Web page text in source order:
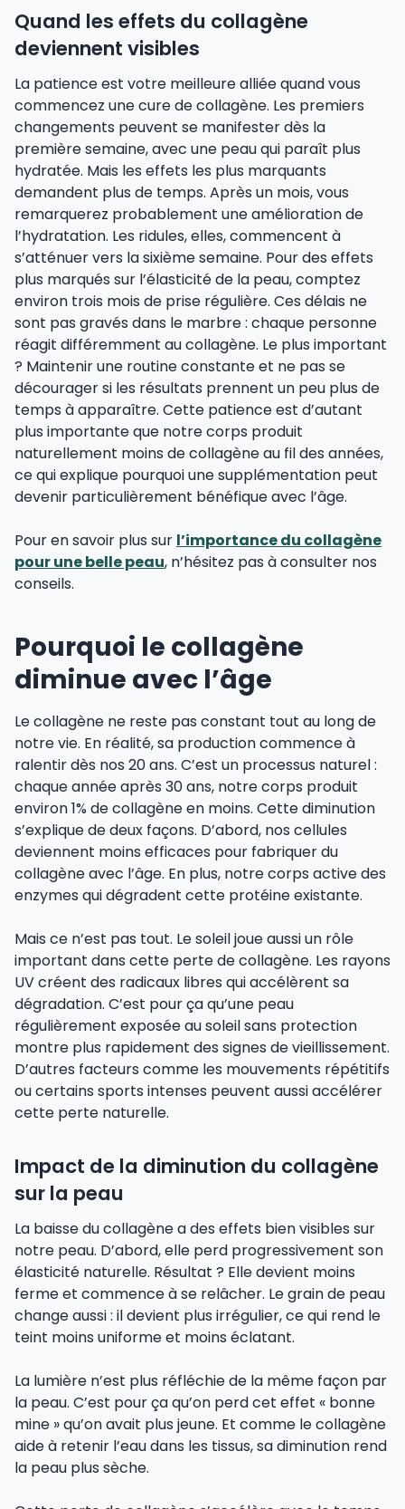
Quand les effets du collagène
deviennent visibles
La patience est votre meilleure alliée quand vous
commencez une cure de collagène. Les premiers
changements peuvent se manifester dès la
première semaine, avec une peau qui paraît plus
hydratée. Mais les effets les plus marquants
demandent plus de temps. Après un mois, vous
remarquerez probablement une amélioration de
l’hydratation. Les ridules, elles, commencent à
s’atténuer vers la sixième semaine. Pour des effets
plus marqués sur l’élasticité de la peau, comptez
environ trois mois de prise régulière. Ces délais ne
sont pas gravés dans le marbre : chaque personne
réagit différemment au collagène. Le plus important
? Maintenir une routine constante et ne pas se
décourager si les résultats prennent un peu plus de
temps à apparaître. Cette patience est d’autant
plus importante que notre corps produit
naturellement moins de collagène au fil des années,
ce qui explique pourquoi une supplémentation peut
devenir particulièrement bénéfique avec l’âge.
Pour en savoir plus sur l’importance du collagène
pour une belle peau, n’hésitez pas à consulter nos
conseils.
Pourquoi le collagène
diminue avec l’âge
Le collagène ne reste pas constant tout au long de
notre vie. En réalité, sa production commence à
ralentir dès nos 20 ans. C’est un processus naturel :
chaque année après 30 ans, notre corps produit
environ 1% de collagène en moins. Cette diminution
s’explique de deux façons. D’abord, nos cellules
deviennent moins efficaces pour fabriquer du
collagène avec l’âge. En plus, notre corps active des
enzymes qui dégradent cette protéine existante.
Mais ce n’est pas tout. Le soleil joue aussi un rôle
important dans cette perte de collagène. Les rayons
UV créent des radicaux libres qui accélèrent sa
dégradation. C’est pour ça qu’une peau
régulièrement exposée au soleil sans protection
montre plus rapidement des signes de vieillissement.
D’autres facteurs comme les mouvements répétitifs
ou certains sports intenses peuvent aussi accélérer
cette perte naturelle.
Impact de la diminution du collagène
sur la peau
La baisse du collagène a des effets bien visibles sur
notre peau. D’abord, elle perd progressivement son
élasticité naturelle. Résultat ? Elle devient moins
ferme et commence à se relâcher. Le grain de peau
change aussi : il devient plus irrégulier, ce qui rend le
teint moins uniforme et moins éclatant.
La lumière n’est plus réfléchie de la même façon par
la peau. C’est pour ça qu’on perd cet effet « bonne
mine » qu’on avait plus jeune. Et comme le collagène
aide à retenir l’eau dans les tissus, sa diminution rend
la peau plus sèche.